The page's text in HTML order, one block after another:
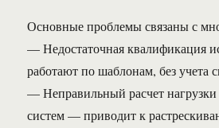
Основные проблемы связаны с
— Недостаточная квалификация
работают по шаблонам, без учета
— Неправильный расчет
систем — приводит к